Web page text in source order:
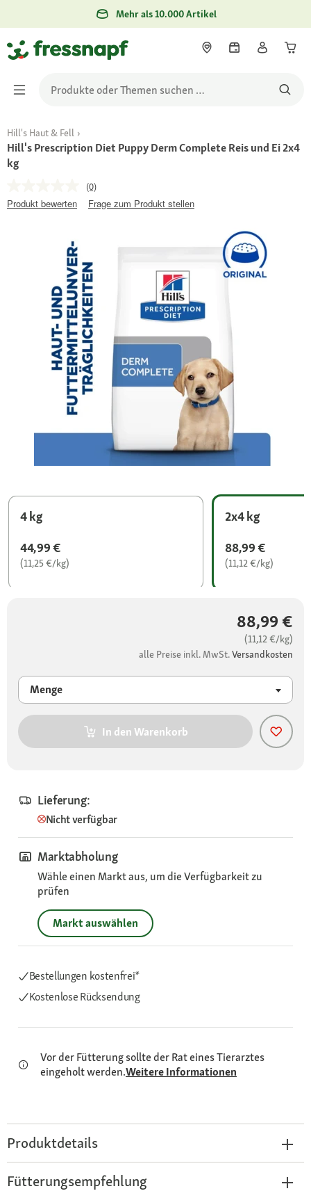
Mehr als 10.000 Artikel
Hill's Haut & Fell
Hill's Prescription Diet Puppy Derm Complete Reis und Ei 2x4
kg
(0)
Produkt bewerten
Frage zum Produkt stellen
4 kg
44,99 €
(11,25 €/kg)
2x4 kg
88,99 €
(11,12 €/kg)
88,99 €
(11,12 €/kg)
alle Preise inkl. MwSt.Versandkosten
Menge
In den Warenkorb
Lieferung:
Nicht verfügbar
Marktabholung
Wähle einen Markt aus, um die Verfügbarkeit zu
prüfen
Markt auswählen
Bestellungen kostenfrei*
Kostenlose Rücksendung
Vor der Fütterung sollte der Rat eines Tierarztes
eingeholt werden.Weitere Informationen
Produktdetails
Fütterungsempfehlung